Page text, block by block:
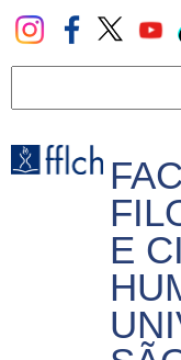
Pular
para
principal
E